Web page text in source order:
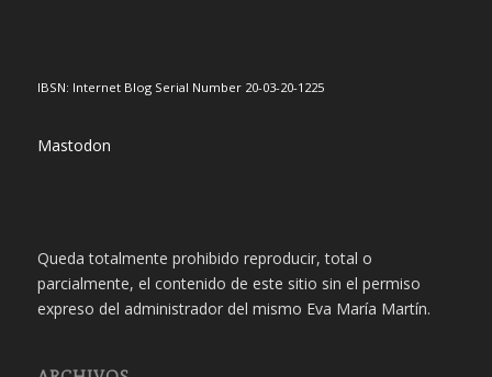
IBSN: Internet Blog Serial Number 20-03-20-1225
Mastodon
Queda totalmente prohibido reproducir, total o
parcialmente, el contenido de este sitio sin el permiso
expreso del administrador del mismo Eva María Martín.